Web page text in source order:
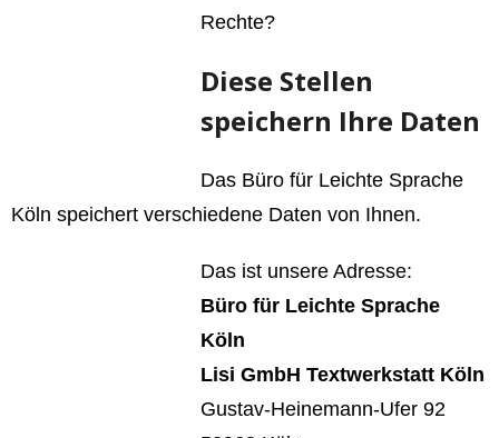
Rechte?
Diese Stellen
speichern Ihre Daten
Das Büro für Leichte Sprache
Köln speichert verschiedene Daten von Ihnen.
Das ist unsere Adresse:
Büro für Leichte Sprache
Köln
Lisi GmbH Textwerkstatt Köln
Gustav-Heinemann-Ufer 92